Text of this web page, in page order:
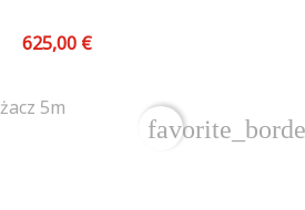
Prix
625,00 €